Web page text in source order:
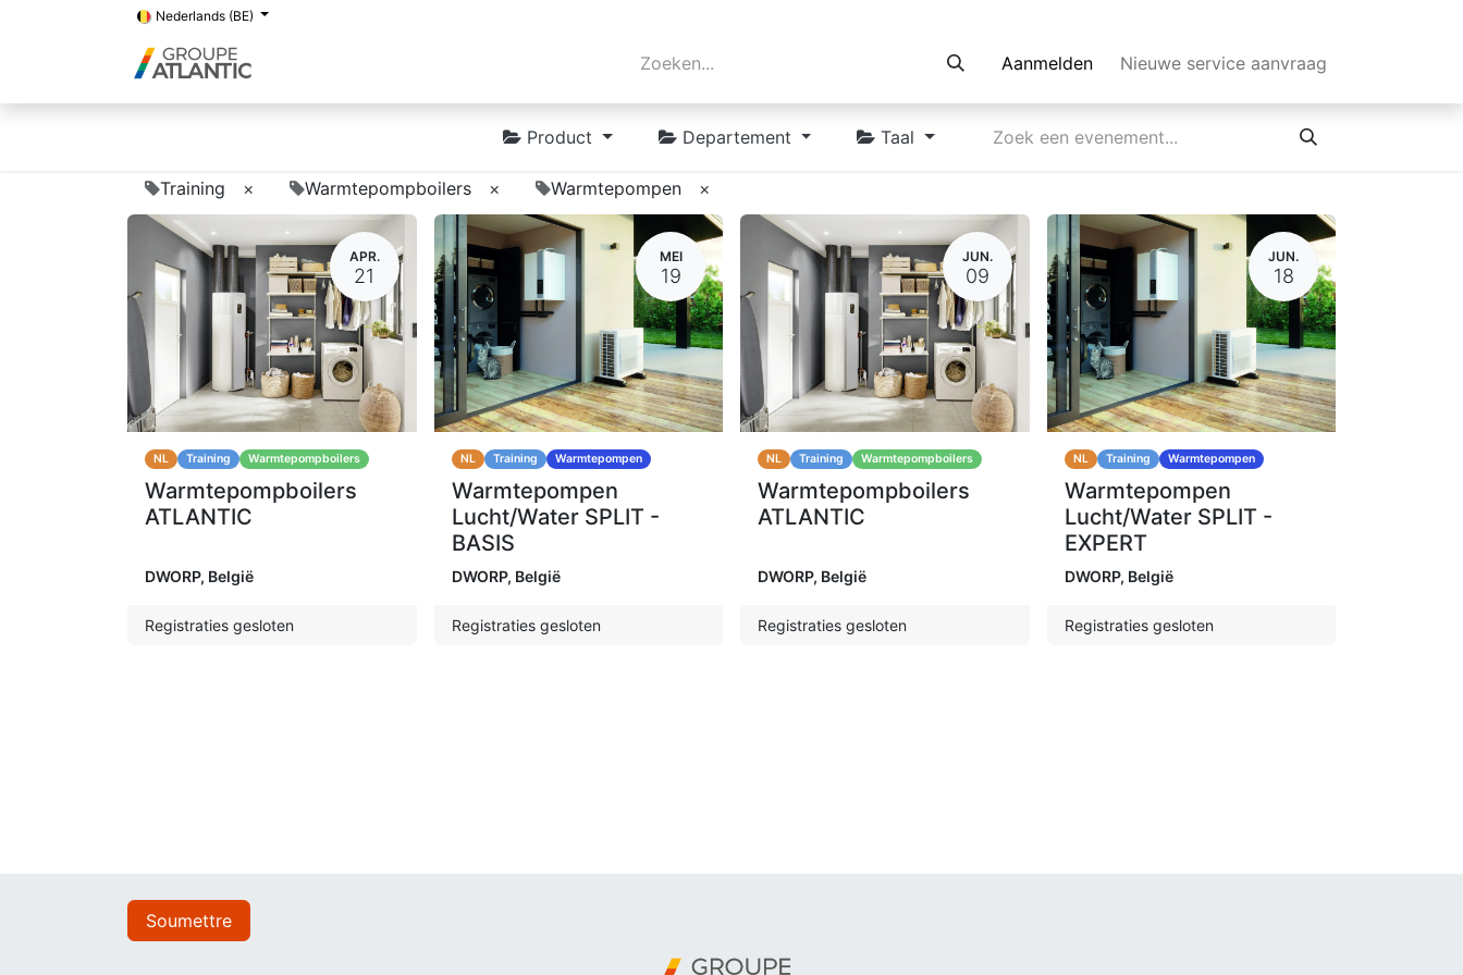
Nederlands (BE)
Aanmelden Nieuwe service aanvraag
Product Departement Taal
Training × Warmtepompboilers × Warmtepompen ×
APR.
21
NL Training Warmtepompboilers
Warmtepompboilers
ATLANTIC
DWORP, België
Registraties gesloten
MEI
19
NL Training Warmtepompen
Warmtepompen
Lucht/Water SPLIT -
BASIS
DWORP, België
Registraties gesloten
JUN.
09
NL Training Warmtepompboilers
Warmtepompboilers
ATLANTIC
DWORP, België
Registraties gesloten
JUN.
18
NL Training Warmtepompen
Warmtepompen
Lucht/Water SPLIT -
EXPERT
DWORP, België
Registraties gesloten
Soumettre